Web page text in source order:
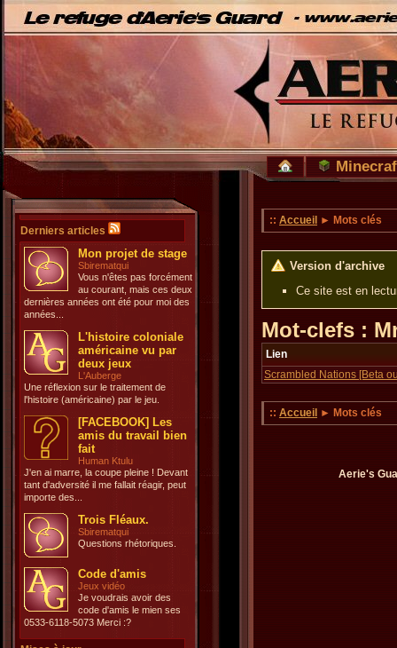
Derniers articles
Mon projet de stage
Sbirematqui
Vous n'êtes pas forcément
au courant, mais ces deux
dernières années ont été pour moi des
années...
L'histoire coloniale
américaine vu par
deux jeux
L'Auberge
Une réflexion sur le traitement de
l'histoire (américaine) par le jeu.
[FACEBOOK] Les
amis du travail bien
fait
Human Ktulu
J'en ai marre, la coupe pleine ! Devant
tant d'adversité il me fallait réagir, peut
importe des...
Trois Fléaux.
Sbirematqui
Questions rhétoriques.
Code d'amis
Jeux vidéo
Je voudrais avoir des
code d'amis le mien ses
0533-6118-5073 Merci :?
:: Accueil ► Mots clés
Version d'archive
Ce site est en
Mot-clefs :
Lien
Scrambled Nations [Beta
:: Accueil ► Mots clés
Aerie's